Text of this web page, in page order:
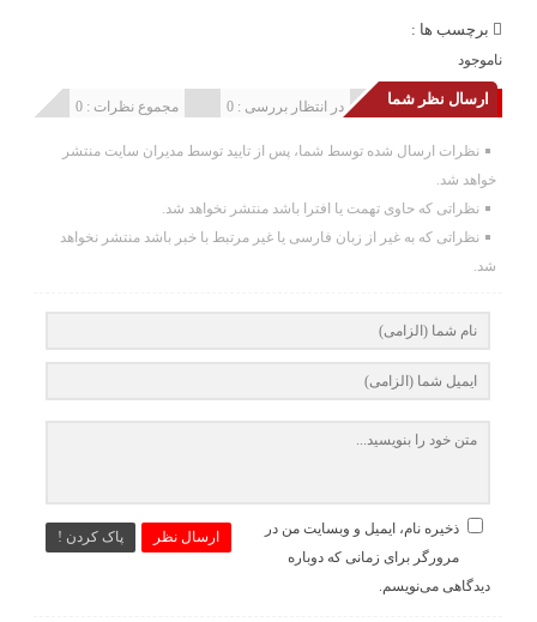
برچسب ها :
ناموجود
ارسال نظر شما مجموع نظرات : 0 در انتظار بررسی : 0 انتشار یافته : 0
نظرات ارسال شده توسط شما، پس از تایید توسط مدیران سایت منتشر
خواهد شد.
نظراتی که حاوی تهمت یا افترا باشد منتشر نخواهد شد.
نظراتی که به غیر از زبان فارسی یا غیر مرتبط با خبر باشد منتشر نخواهد
شد.
ارسال نظر پاک کردن !
ذخیره نام، ایمیل و وبسایت من در
مرورگر برای زمانی که دوباره
دیدگاهی می‌نویسم.